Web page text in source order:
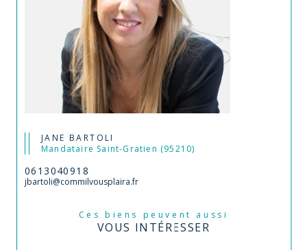
JANE BARTOLI
Mandataire Saint-Gratien (95210)
0613040918
jbartoli@commilvousplaira.fr
Ces biens peuvent aussi
VOUS INTÉRESSER